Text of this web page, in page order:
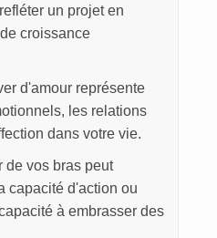
un projet en
croissance
d'amour représente
les relations
dans votre vie.
de vos bras peut
capacité d'action ou
à embrasser des